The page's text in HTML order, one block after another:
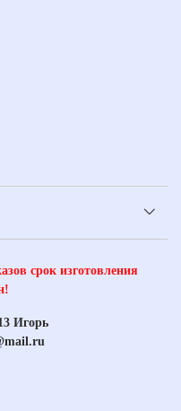
срок изготовления
Игорь